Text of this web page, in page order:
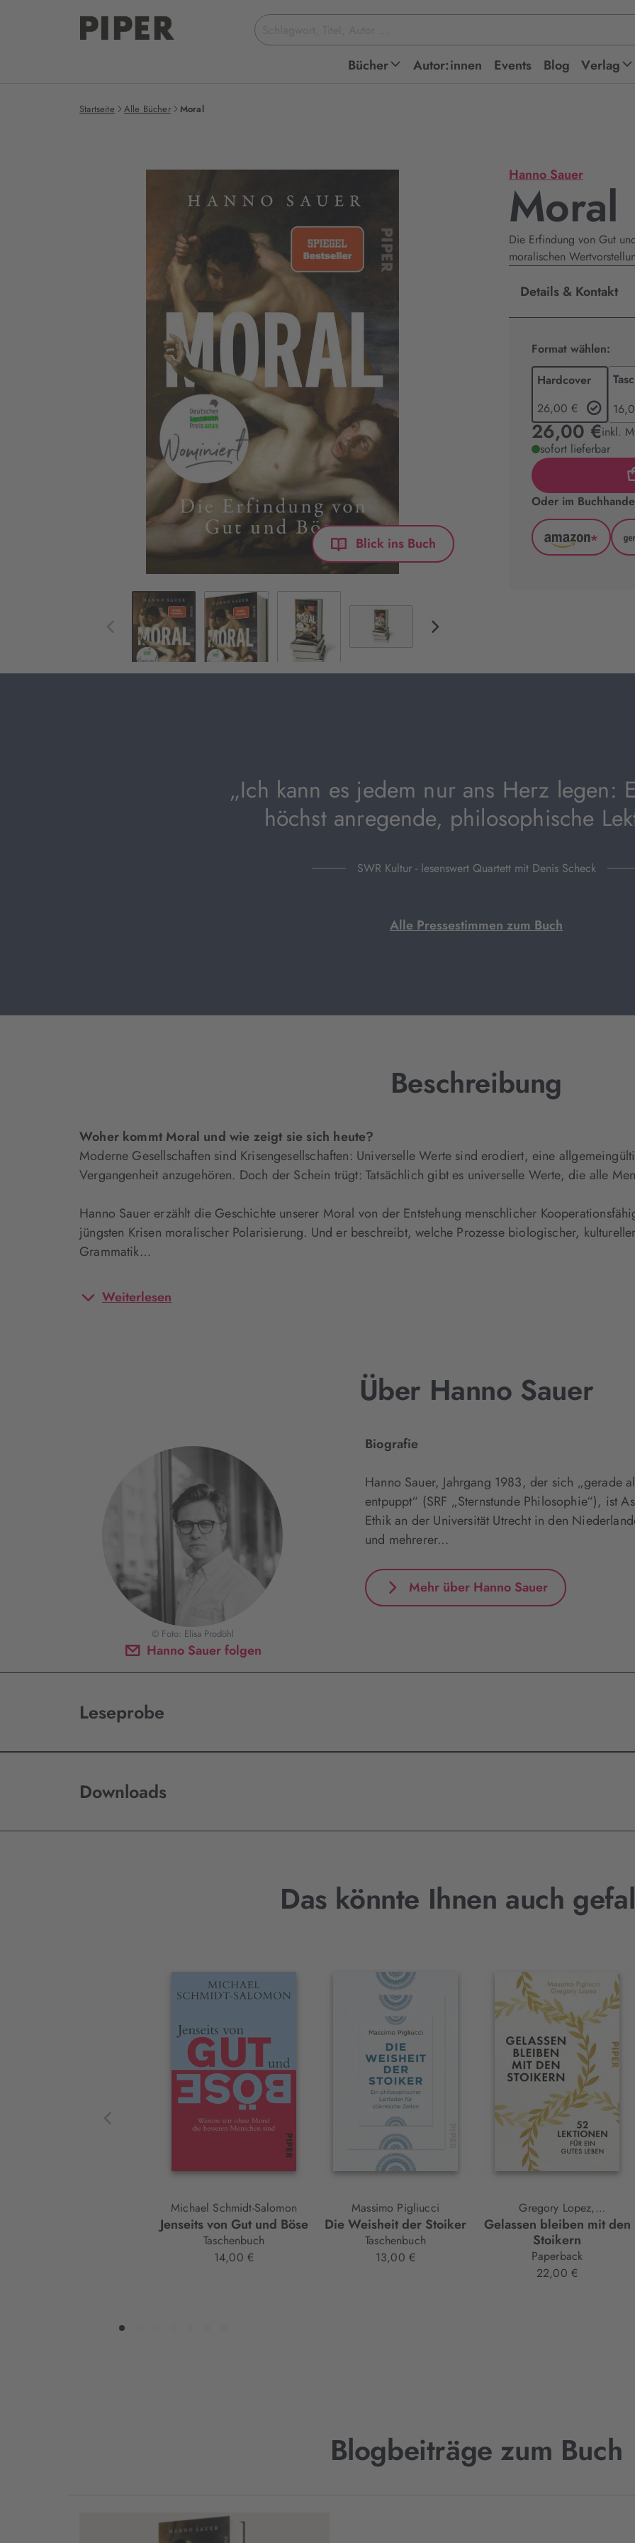
Suchbegriff
eingeben
Bücher Autor:innen Events Blog Verlag
Startseite Alle Bücher Moral
Blick ins Buch
Produktbilder
Hanno Sauer
Moral
Die Erfindung von Gut
moralischen
Details & Kontakt
Format wählen:
Hardcover
26,00 €
26,00 €inkl.
sofort lieferbar
Oder im
Amazon
*
„Ich kann es jedem nur ans Herz legen:
höchst anregende, philosophische
SWR Kultur - lesenswert Quartett mit Denis Scheck
Alle Pressestimmen zum Buch
Beschreibung
Woher kommt Moral und wie zeigt sie sich heute?
Moderne Gesellschaften sind Krisengesellschaften: Universelle Werte sind erodiert, eine
Vergangenheit anzugehören. Doch der Schein trügt: Tatsächlich gibt es universelle Werte, die alle
Hanno Sauer erzählt die Geschichte unserer Moral von der Entstehung menschlicher
jüngsten Krisen moralischer Polarisierung. Und er beschreibt, welche Prozesse biologischer,
Grammatik…
Weiterlesen
Über Hanno Sauer
Hanno Sauer folgen
© Foto: Elisa Prodöhl
Biografie
Hanno Sauer, Jahrgang 1983, der sich „gerade
entpuppt“ (SRF „Sternstunde Philosophie“), ist
Ethik an der Universität Utrecht in den
und mehrerer...
Mehr über Hanno Sauer
Leseprobe
Downloads
Das könnte Ihnen auch
Interaktives
Slider-
Element
Michael Schmidt-Salomon
Jenseits von Gut und Böse
Taschenbuch
14,00 €
Massimo Pigliucci
Die Weisheit der Stoiker
Taschenbuch
13,00 €
Gregory Lopez,
Massimo Pigliucci
Gelassen bleiben mit den
Stoikern
Paperback
22,00 €
Blogbeiträge zum Buch